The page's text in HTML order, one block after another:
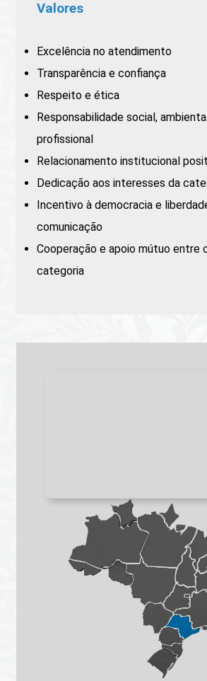
Valores
Excelência no atendimento
Transparência e confiança
Respeito e ética
Responsabilidade social,
profissional
Relacionamento institucional
Dedicação aos interesses da
Incentivo à democracia e
comunicação
Cooperação e apoio mútuo entre
categoria